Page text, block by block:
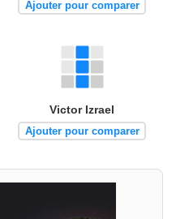
Ajouter pour comparer
Victor Izrael
Ajouter pour comparer